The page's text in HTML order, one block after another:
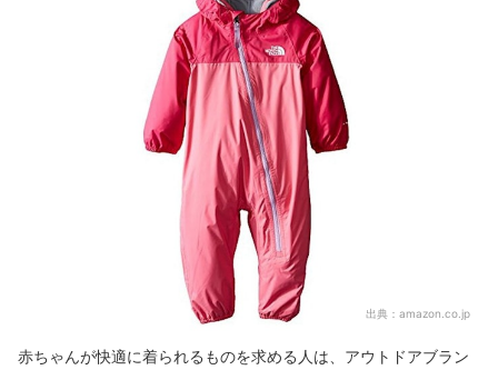
出典： amazon.co.jp
赤ちゃんが快適に着られるものを求める人は、アウトドアブラン